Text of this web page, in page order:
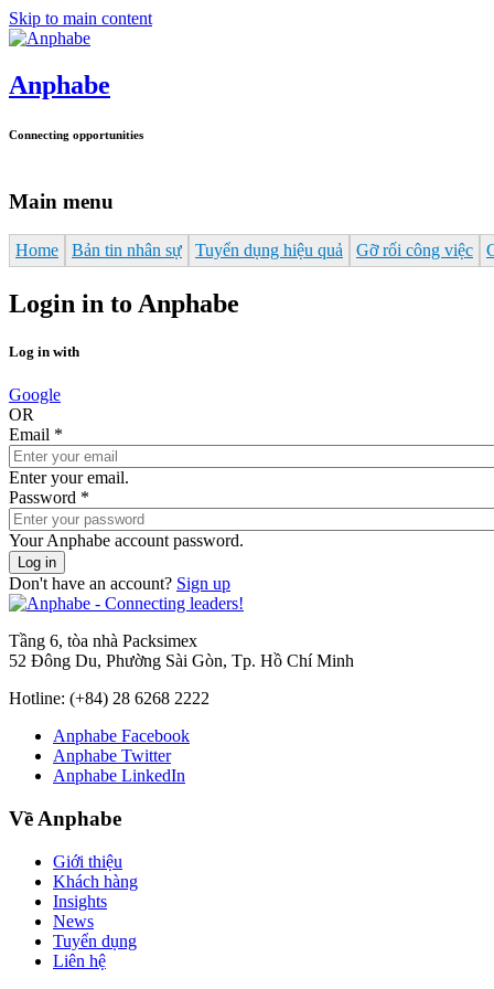
Skip to main content
Anphabe
Connecting opportunities
Main menu
Home Bản tin nhân sự Tuyển dụng hiệu quả Gỡ rối công việc
Login in to Anphabe
Log in with
Google
OR
Email *
Enter your email.
Password *
Your Anphabe account password.
Don't have an account? Sign up
Tầng 6, tòa nhà Packsimex
52 Đông Du, Phường Sài Gòn, Tp. Hồ Chí Minh
Hotline: (+84) 28 6268 2222
Anphabe Facebook
Anphabe Twitter
Anphabe LinkedIn
Về Anphabe
Giới thiệu
Khách hàng
Insights
News
Tuyển dụng
Liên hệ